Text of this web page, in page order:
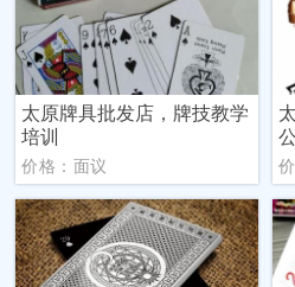
太原牌具批发店，牌技教学
培训
价格：面议